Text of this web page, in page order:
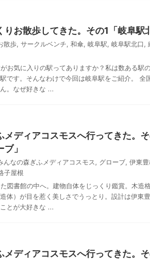
お散歩してきた。その1「岐阜駅
散歩, サークルベンチ, 和傘, 岐阜駅, 岐阜駅北口 ,
お気に入りの駅ってありますか？私は数ある駅
です。そんなわけで今回は岐阜駅をご紹介。 全
。なぜ好きな ...
メディアコスモスへ行ってきた。
」
んなの森ぎふメディアコスモス, グローブ, 伊東
子屋根
図書館の中へ。建物自体をじっくり鑑賞。木造
造体）が目を惹く美しさでうっとり。設計は伊東
とが大好きな ...
メディアコスモスへ行ってきた。